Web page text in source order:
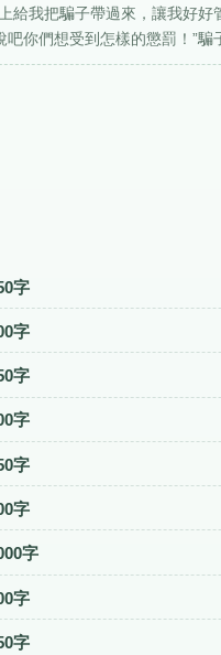
給我把騙子帶過來，讓我好
你們想受到怎樣的懲罰！”騙
字
字
字
字
字
字
字
字
字